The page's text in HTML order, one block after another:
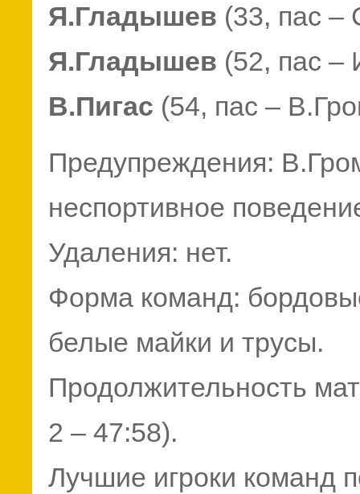
Я.Гладышев (33, пас
Я.Гладышев (52, пас –
В.Пигас (54, пас –
Предупреждения:
неспортивное
Удаления: нет.
Форма команд:
белые майки и трусы.
Продолжительность
2 – 47:58).
Лучшие игроки команд